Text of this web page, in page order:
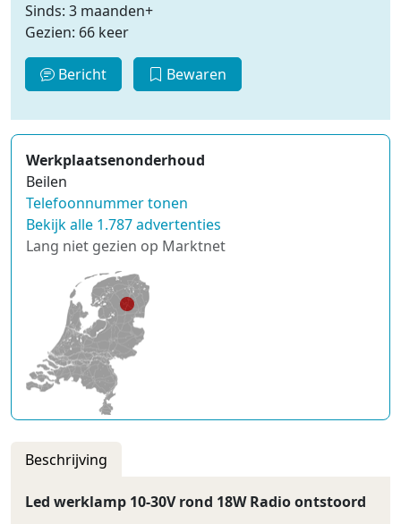
Sinds: 3 maanden+
Gezien: 66 keer
Bericht Bewaren
Werkplaatsenonderhoud
Beilen
Telefoonnummer tonen
Bekijk alle 1.787 advertenties
Lang niet gezien op Marktnet
Beschrijving
Led werklamp 10-30V rond 18W Radio ontstoord